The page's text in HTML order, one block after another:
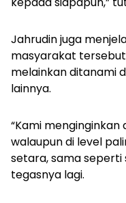
Jahrudin juga
masyarakat
melainkan ditanami
lainnya.
“Kami
walaupun di level
setara, sama seperti
tegasnya lagi.